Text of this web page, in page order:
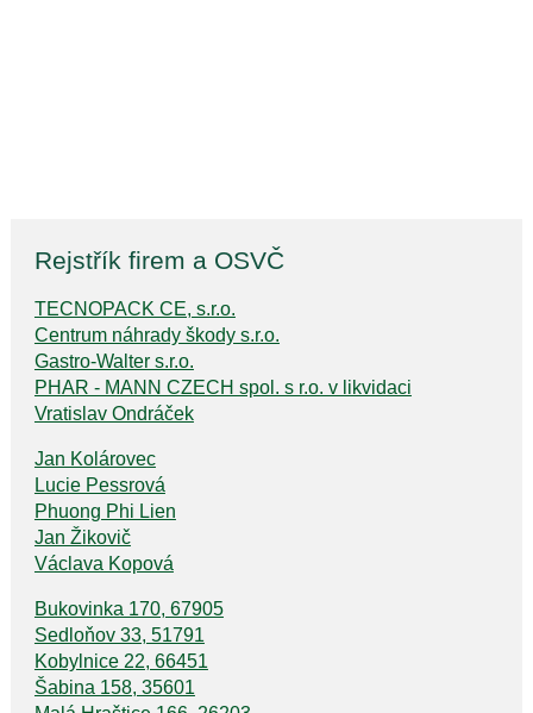
Rejstřík firem a OSVČ
TECNOPACK CE, s.r.o.
Centrum náhrady škody s.r.o.
Gastro-Walter s.r.o.
PHAR - MANN CZECH spol. s r.o. v likvidaci
Vratislav Ondráček
Jan Kolárovec
Lucie Pessrová
Phuong Phi Lien
Jan Žikovič
Václava Kopová
Bukovinka 170, 67905
Sedloňov 33, 51791
Kobylnice 22, 66451
Šabina 158, 35601